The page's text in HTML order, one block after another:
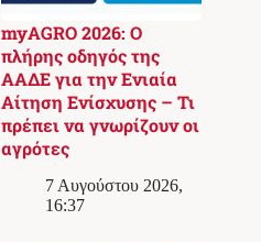
myAGRO 2026: Ο
πλήρης οδηγός της
ΑΑΔΕ για την Ενιαία
Αίτηση Ενίσχυσης – Τι
πρέπει να γνωρίζουν οι
αγρότες
7 Αυγούστου 2026,
16:37